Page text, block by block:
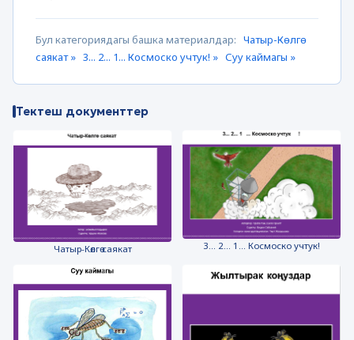
Бул категориядагы башка материалдар: Чатыр-Көлгө
саякат » 3... 2... 1... Космоско учтук! » Суу каймагы »
Тектеш документтер
Чатыр-Көлгө саякат 3... 2... 1... Космоско учтук!